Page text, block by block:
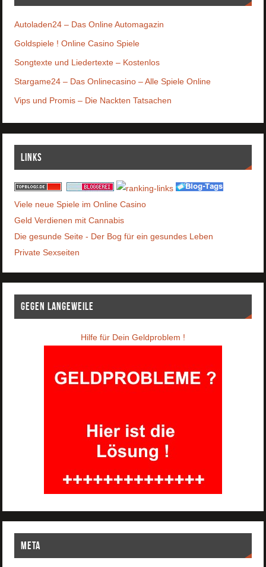
Autoladen24 – Das Online Automagazin
Goldspiele ! Online Casino Spiele
Songtexte und Liedertexte – Kostenlos
Stargame24 – Das Onlinecasino – Alle Spiele Online
Vips und Promis – Die Nackten Tatsachen
Links
Viele neue Spiele im Online Casino
Geld Verdienen mit Cannabis
Die gesunde Seite - Der Bog für ein gesundes Leben
Private Sexseiten
Gegen Langeweile
Hilfe für Dein Geldproblem !
Meta